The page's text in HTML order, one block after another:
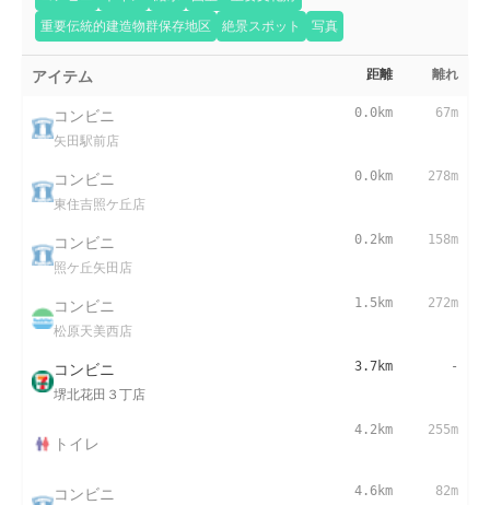
重要伝統的建造物群保存地区
絶景スポット 写真
アイテム 距離 離れ
コンビニ
矢田駅前店
0.0km 67m
コンビニ
東住吉照ケ丘店
0.0km 278m
コンビニ
照ケ丘矢田店
0.2km 158m
コンビニ
松原天美西店
1.5km 272m
コンビニ
堺北花田３丁店
3.7km -
トイレ
4.2km 255m
コンビニ 4.6km 82m